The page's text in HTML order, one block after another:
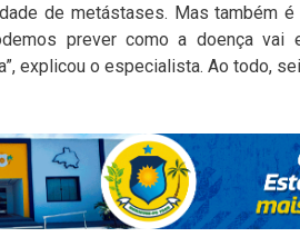
de metástases. Mas também
prever como a doença vai
explicou o especialista. Ao todo,